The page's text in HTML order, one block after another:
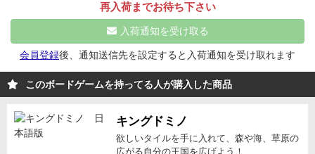
・限られた情報から相手の交際相手を見抜くのは、
経験とか適性とかが無いと厳しい
のは要注意その他ボードゲーム慣れしている人と遊ん
だのですが、ルール把握にかなりの時間を要しまし
た。もうちょっとわかりやすくなれば、短時間でハー
ドな競争が出来る良ゲーになるのではないかと思いま
す。
再入荷までお待ち下さい
入荷通知を受け取る
会員登録後、通知送信先を設定すると入荷通知を受け取れます
このボードゲームを持ってる人が購入した商品
キングドミノ
欲しいタイルを手に入れて、森や海、草原の
広がる自分の王国を広げよう！